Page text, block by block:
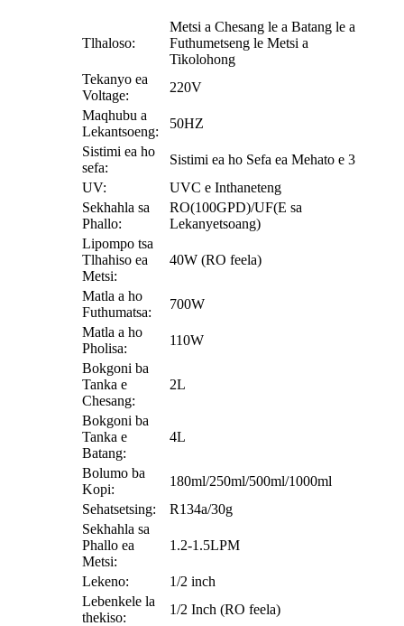
Tlhaloso:
Metsi a Chesang le a Batang le a
Futhumetseng le Metsi a
Tikolohong
Tekanyo ea
Voltage:
220V
Maqhubu a
Lekantsoeng:
50HZ
Sistimi ea ho
sefa:
Sistimi ea ho Sefa ea Mehato e 3
UV:
UVC e Inthaneteng
Sekhahla sa
Phallo:
RO(100GPD)/UF(E sa
Lekanyetsoang)
Lipompo tsa
Tlhahiso ea
Metsi:
40W (RO feela)
Matla a ho
Futhumatsa:
700W
Matla a ho
Pholisa:
110W
Bokgoni ba
Tanka e
Chesang:
2L
Bokgoni ba
Tanka e
Batang:
4L
Bolumo ba
Kopi:
180ml/250ml/500ml/1000ml
Sehatsetsing:
R134a/30g
Sekhahla sa
Phallo ea
Metsi:
1.2-1.5LPM
Lekeno:
1/2 inch
Lebenkele la
thekiso:
1/2 Inch (RO feela)